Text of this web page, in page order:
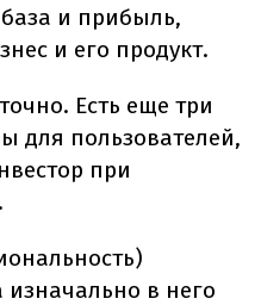
и прибыль,
и его продукт.
Есть еще три
для пользователей,
при
изначально в него